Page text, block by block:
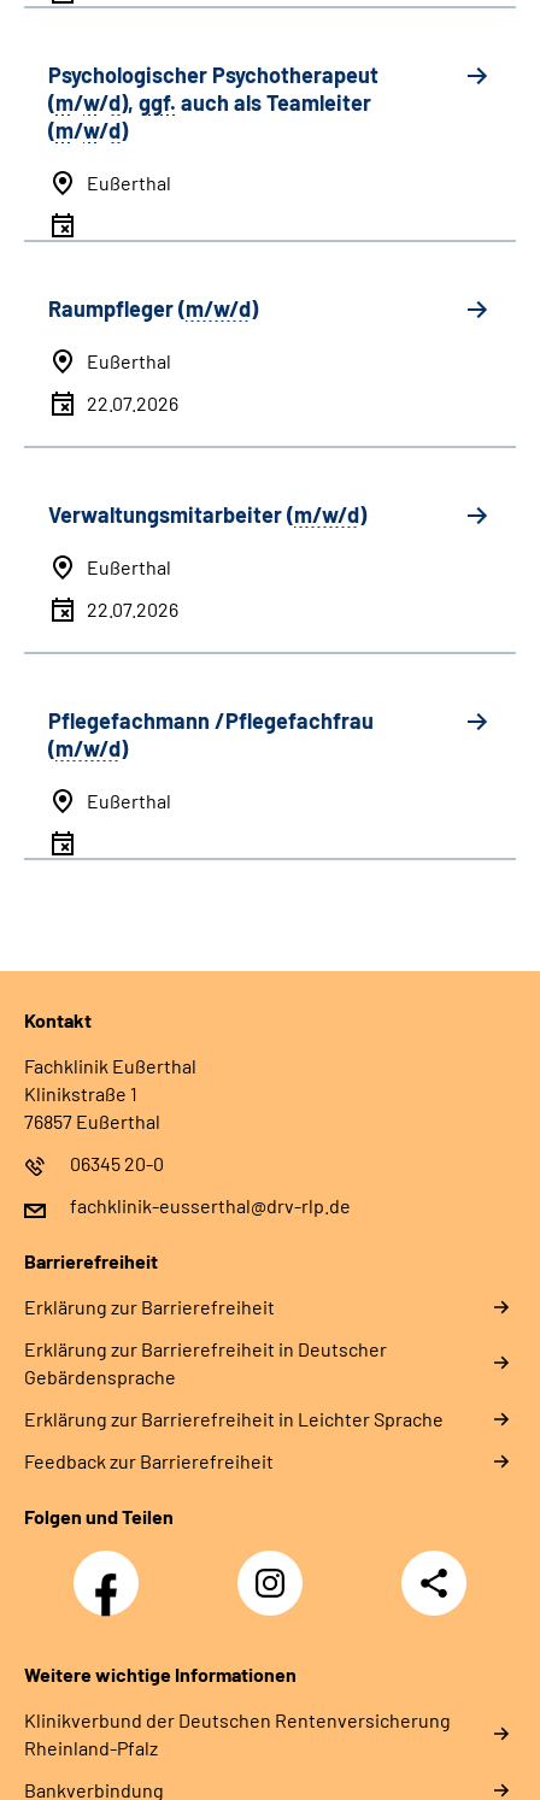
Psychologischer Psychotherapeut
(m/w/d), ggf. auch alsTeamleiter
(m/w/d)
Eußerthal
Raumpfleger (m/w/d)
Eußerthal
22.07.2026
Verwaltungsmitarbeiter (m/w/d)
Eußerthal
22.07.2026
Pflegefachmann /Pflegefachfrau
(m/w/d)
Eußerthal
Kontakt
Fachklinik Eußerthal
Klinikstraße 1
76857 Eußerthal
06345 20-0
fachklinik-eusserthal@drv-rlp.de
Barrierefreiheit
Erklärung zur Barrierefreiheit
Erklärung zur Barrierefreiheit in Deutscher
Gebärdensprache
Erklärung zur Barrierefreiheit in Leichter Sprache
Feedback zur Barrierefreiheit
Folgen und Teilen
Facebook
Instagram
DRV
Nachwuchskräfte
Teilen
Weitere wichtige Informationen
Klinikverbund der Deutschen Rentenversicherung
Rheinland-Pfalz
Bankverbindung